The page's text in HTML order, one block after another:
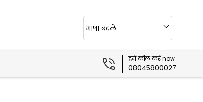
भाषा बदलें
हमें कॉल करें now
08045800027